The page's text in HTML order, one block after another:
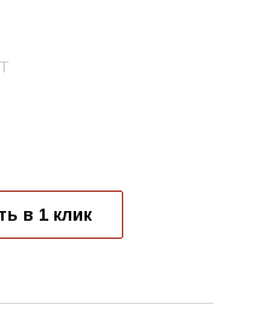
в 1 клик